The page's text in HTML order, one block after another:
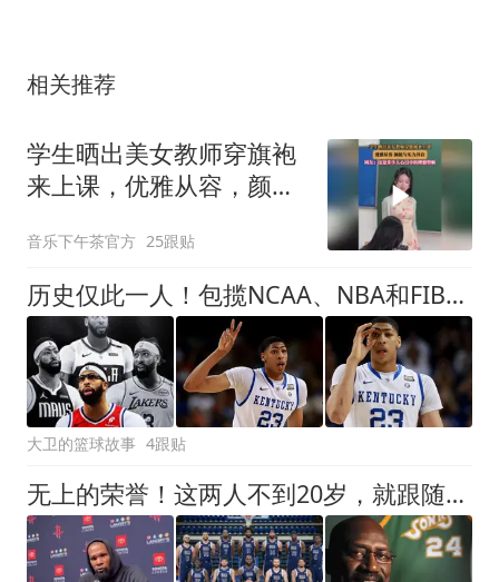
相关推荐
学生晒出美女教师穿旗袍
来上课，优雅从容，颜值
音乐下午茶官方 25跟贴
历史仅此一人！包揽NCAA、NBA和FIBA冠军大满贯，他是真正的赢家
大卫的篮球故事 4跟贴
无上的荣誉！这两人不到20岁，就跟随梦之队奥运夺金，浓眉创造历史